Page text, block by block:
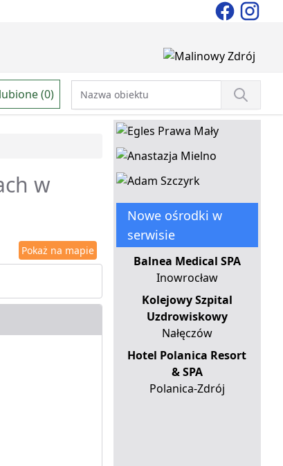
(0)
w
Pokaż na mapie
Nowe ośrodki w
serwisie
Balnea Medical SPA
Inowrocław
Kolejowy Szpital
Uzdrowiskowy
Nałęczów
Hotel Polanica Resort
& SPA
Polanica-Zdrój